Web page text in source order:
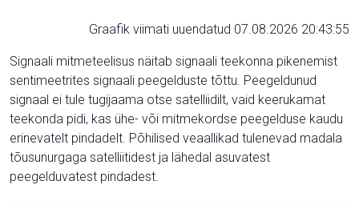
Graafik viimati uuendatud 07.08.2026 20:43:55
Signaali mitmeteelisus näitab signaali teekonna pikenemist
sentimeetrites signaali peegelduste tõttu. Peegeldunud
signaal ei tule tugijaama otse satelliidilt, vaid keerukamat
teekonda pidi, kas ühe- või mitmekordse peegelduse kaudu
erinevatelt pindadelt. Põhilised veaallikad tulenevad madala
tõusunurgaga satelliitidest ja lähedal asuvatest
peegelduvatest pindadest.